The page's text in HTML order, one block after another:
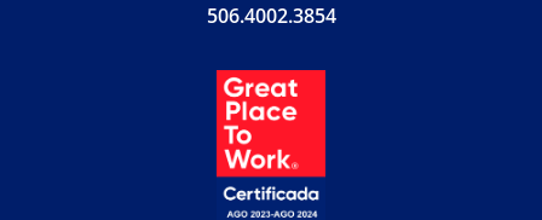
506.4002.3854